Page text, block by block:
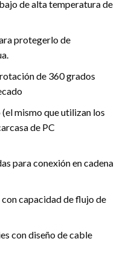
de alta temperatura de
protegerlo de
de 360 ​​grados
mismo que utilizan los
de PC
para conexión en cadena
capacidad de flujo de
con diseño de cable